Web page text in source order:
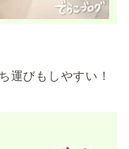
運びもしやすい！